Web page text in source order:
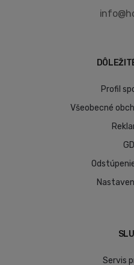
Profil
Všeobecné
Servis